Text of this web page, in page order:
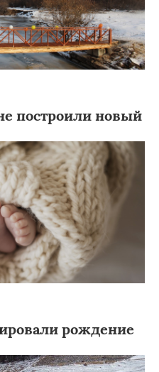
построили новый
рождение